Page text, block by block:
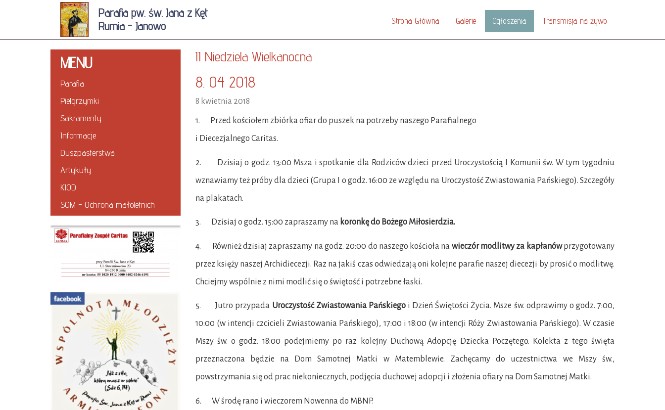
Parafia pw. św. Jana z Kęt
Rumia - Janowo
Strona Główna Galerie Ogłoszenia Transmisja na żywo
MENU
Parafia
Pielgrzymki
Sakramenty
Informacje
Duszpasterstwa
Artykuły
KIOD
SOM - Ochrona małoletnich
II Niedziela Wielkanocna
8. 04 2018
8 kwietnia 2018
1. Przed kościołem zbiórka ofiar do puszek na potrzeby naszego Parafialnego
i Diecezjalnego Caritas.
2. Dzisiaj o godz. 13:00 Msza i spotkanie dla Rodziców dzieci przed Uroczystością I Komunii św. W tym tygodniu
wznawiamy też próby dla dzieci (Grupa I o godz. 16:00 ze względu na Uroczystość Zwiastowania Pańskiego). Szczegóły
na plakatach.
3. Dzisiaj o godz. 15:00 zapraszamy na koronkę do Bożego Miłosierdzia.
4. Również dzisiaj zapraszamy na godz. 20:00 do naszego kościoła na wieczór modlitwy za kapłanówprzygotowany
przez księży naszej Archidiecezji. Raz na jakiś czas odwiedzają oni kolejne parafie naszej diecezji by prosić o modlitwę.
Chciejmy wspólnie z nimi modlić się o świętość i potrzebne łaski.
5. Jutro przypada Uroczystość Zwiastowania Pańskiego i Dzień Świętości Życia. Msze św. odprawimy o godz. 7:00,
10:00 (w intencji czcicieli Zwiastowania Pańskiego), 17:00 i 18:00 (w intencji Róży Zwiastowania Pańskiego). W czasie
Mszy św. o godz. 18:00 podejmiemy po raz kolejny Duchową Adopcję Dziecka Poczętego. Kolekta z tego święta
przeznaczona będzie na Dom Samotnej Matki w Matemblewie. Zachęcamy do uczestnictwa we Mszy św.,
powstrzymania się od prac niekoniecznych, podjęcia duchowej adopcji i złożenia ofiary na Dom Samotnej Matki.
6. W środę rano i wieczorem Nowenna do MBNP.